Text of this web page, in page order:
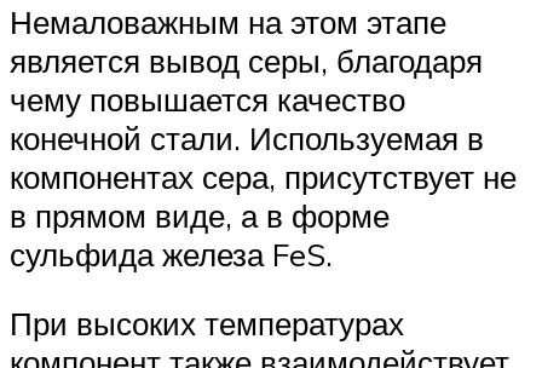
Немаловажным на этом этапе
является вывод серы, благодаря
чему повышается качество
конечной стали. Используемая в
компонентах сера, присутствует не
в прямом виде, а в форме
сульфида железа FeS.
При высоких температурах